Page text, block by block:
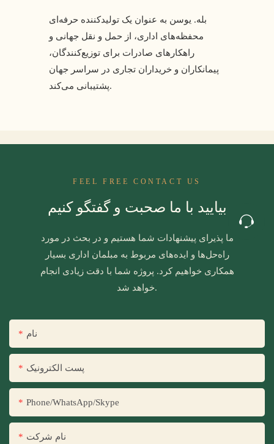
بله. یوسن به عنوان یک تولیدکننده حرفه‌ای
محفظه‌های اداری، از حمل و نقل جهانی و
راهکارهای صادرات برای توزیع‌کنندگان،
پیمانکاران و خریداران تجاری در سراسر جهان
پشتیبانی می‌کند.
FEEL FREE CONTACT US
بیایید با ما صحبت و گفتگو کنیم
ما پذیرای پیشنهادات شما هستیم و در بحث در مورد
راه‌حل‌ها و ایده‌های مربوط به مبلمان اداری بسیار
همکاری خواهیم کرد. پروژه شما با دقت زیادی انجام
خواهد شد.
نام
پست الکترونیک
Phone/WhatsApp/Skype
نام شرکت